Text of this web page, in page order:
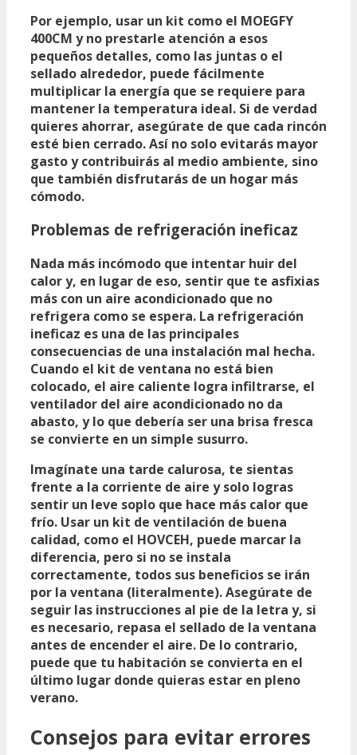
Por ejemplo, usar un kit como el MOEGFY
400CM y no prestarle atención a esos
pequeños detalles, como las juntas o el
sellado alrededor, puede fácilmente
multiplicar la energía que se requiere para
mantener la temperatura ideal. Si de verdad
quieres ahorrar, asegúrate de que cada rincón
esté bien cerrado. Así no solo evitarás mayor
gasto y contribuirás al medio ambiente, sino
que también disfrutarás de un hogar más
cómodo.
Problemas de refrigeración ineficaz
Nada más incómodo que intentar huir del
calor y, en lugar de eso, sentir que te asfixias
más con un aire acondicionado que no
refrigera como se espera. La refrigeración
ineficaz es una de las principales
consecuencias de una instalación mal hecha.
Cuando el kit de ventana no está bien
colocado, el aire caliente logra infiltrarse, el
ventilador del aire acondicionado no da
abasto, y lo que debería ser una brisa fresca
se convierte en un simple susurro.
Imagínate una tarde calurosa, te sientas
frente a la corriente de aire y solo logras
sentir un leve soplo que hace más calor que
frío. Usar un kit de ventilación de buena
calidad, como el HOVCEH, puede marcar la
diferencia, pero si no se instala
correctamente, todos sus beneficios se irán
por la ventana (literalmente). Asegúrate de
seguir las instrucciones al pie de la letra y, si
es necesario, repasa el sellado de la ventana
antes de encender el aire. De lo contrario,
puede que tu habitación se convierta en el
último lugar donde quieras estar en pleno
verano.
Consejos para evitar errores